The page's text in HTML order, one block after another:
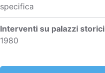
specifica
Interventi su palazzi storici
1980